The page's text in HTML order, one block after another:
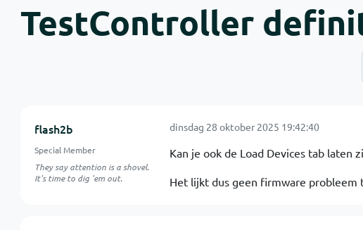
TestController
flash2b
Special Member
They say attention is a shovel.
It's time to dig 'em out.
dinsdag 28 oktober 2025 19:42:40
Kan je ook de Load Devices tab laten
Het lijkt dus geen firmware probleem